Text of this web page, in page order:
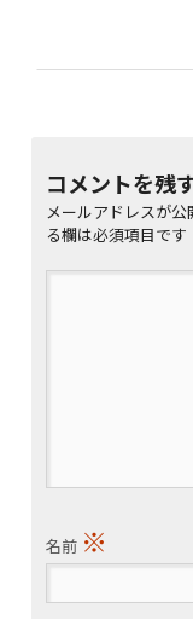
コメントを残
メールアドレスが公
る欄は必須項目です
名前 ※